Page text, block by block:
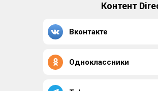
Контент
Вконтакте
Одноклассники